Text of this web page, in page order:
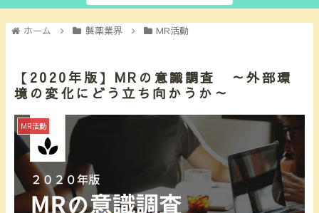
ホーム 製薬業界 MR活動
【2020年版】MRの意識調査 ～外部環
境の変化にどう立ち向かうか～
MR活動